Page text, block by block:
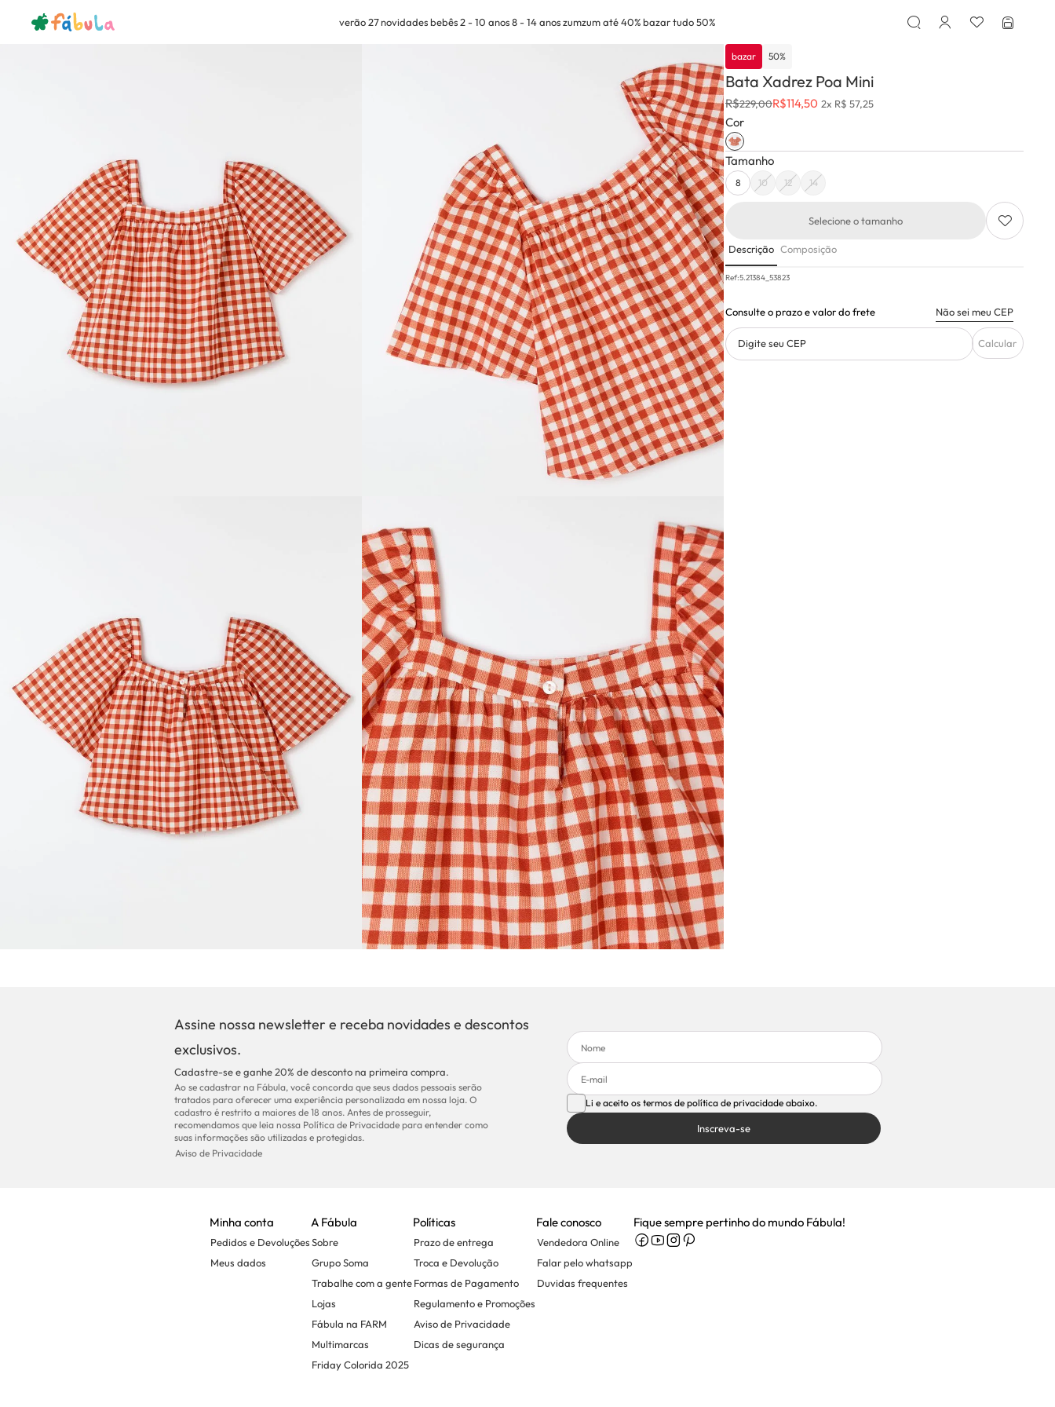
verão 27novidadesbebês2 - 10 anos8 - 14 anoszumzum até 40%bazar tudo 50%
bazar teen blusa-bata-top
bazar 50%
Bata Xadrez Poa Mini
R$229,00R$114,50 2x R$ 57,25
Cor
Tamanho
8 10 12 14
Selecione o tamanho
Descrição Composição
Ref:5.21384_53823
Consulte o prazo e valor do frete Não sei meu CEP
Digite seu CEP Calcular
Assine nossa newsletter e receba novidades e descontos
exclusivos.
Cadastre-se e ganhe 20% de desconto na primeira compra.
Ao se cadastrar na Fábula, você concorda que seus dados pessoais serão
tratados para oferecer uma experiência personalizada em nossa loja. O
cadastro é restrito a maiores de 18 anos. Antes de prosseguir,
recomendamos que leia nossa Política de Privacidade para entender como
suas informações são utilizadas e protegidas.
Aviso de Privacidade
Li e aceito os termos de política de privacidade abaixo.
Inscreva-se
Minha conta
Pedidos e Devoluções
Meus dados
A Fábula
Sobre
Grupo Soma
Trabalhe com a gente
Lojas
Fábula na FARM
Multimarcas
Friday Colorida 2025
Políticas
Prazo de entrega
Troca e Devolução
Formas de Pagamento
Regulamento e Promoções
Aviso de Privacidade
Dicas de segurança
Fale conosco
Vendedora Online
Falar pelo whatsapp
Duvidas frequentes
Fique sempre pertinho do mundo Fábula!